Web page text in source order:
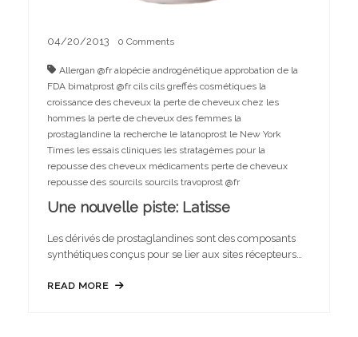
04/20/2013 0 Comments
Allergan @fralopécie androgénétique approbation de la
FDA bimatprost @frcils cils greffés cosmétiques la
croissance des cheveux la perte de cheveux chez les
hommes la perte de cheveux des femmes la
prostaglandine la recherche le latanoprost le New York
Times les essais cliniques les stratagèmes pour la
repousse des cheveux médicaments perte de cheveux
repousse des sourcils sourcils travoprost @fr
Une nouvelle piste: Latisse
Les dérivés de prostaglandines sont des composants
synthétiques conçus pour se lier aux sites récepteurs…
READ MORE